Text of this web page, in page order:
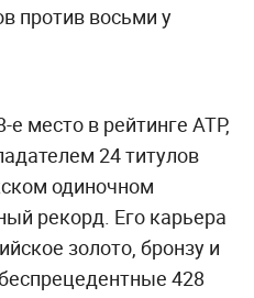
против восьми у
место в рейтинге ATP,
24 титулов
одиночном
рекорд. Его карьера
золото, бронзу и
428